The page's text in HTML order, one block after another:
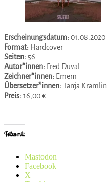
Erscheinungsdatum: 01.08.2020
Format: Hardcover
Seiten: 56
Autor*innen: Fred Duval
Zeichner*innen: Emem
Übersetzer*innen: Tanja
Preis: 16,00 €
Teilen mit:
Mastodon
Facebook
X